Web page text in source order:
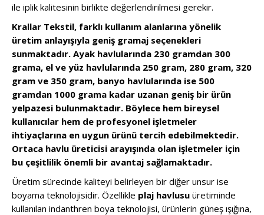
ile iplik kalitesinin birlikte değerlendirilmesi gerekir.
Krallar Tekstil, farklı kullanım alanlarına yönelik
üretim anlayışıyla geniş gramaj seçenekleri
sunmaktadır. Ayak havlularında 230 gramdan 300
grama, el ve yüz havlularında 250 gram, 280 gram, 320
gram ve 350 gram, banyo havlularında ise 500
gramdan 1000 grama kadar uzanan geniş bir ürün
yelpazesi bulunmaktadır. Böylece hem bireysel
kullanıcılar hem de profesyonel işletmeler
ihtiyaçlarına en uygun ürünü tercih edebilmektedir.
Ortaca havlu üreticisi arayışında olan işletmeler için
bu çeşitlilik önemli bir avantaj sağlamaktadır.
Üretim sürecinde kaliteyi belirleyen bir diğer unsur ise
boyama teknolojisidir. Özellikle plaj havlusu üretiminde
kullanılan indanthren boya teknolojisi, ürünlerin güneş ışığına,